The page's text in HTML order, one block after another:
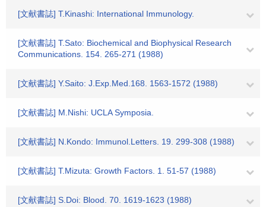
[文献書誌] T.Kinashi: International Immunology.
[文献書誌] T.Sato: Biochemical and Biophysical Research
Communications. 154. 265-271 (1988)
[文献書誌] Y.Saito: J.Exp.Med.168. 1563-1572 (1988)
[文献書誌] M.Nishi: UCLA Symposia.
[文献書誌] N.Kondo: Immunol.Letters. 19. 299-308 (1988)
[文献書誌] T.Mizuta: Growth Factors. 1. 51-57 (1988)
[文献書誌] S.Doi: Blood. 70. 1619-1623 (1988)